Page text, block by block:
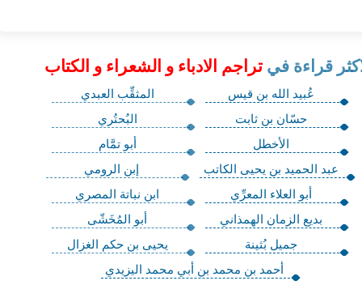
قراءة في تراجم الادباء و الشعراء و الكتاب
عُبيد الله بن قيس
المثقِّب العبدي
حسّان بن ثابت
البُحتُري
الأخطل
أبو تمَّام
عبد الحميد بن يحيى الكاتب
إبن الرومي
أبو العلاء المعرِّي
ابن نباتة المصري
بديع الزمان الهمذاني
أبو المُخَشّى
جميل بُثينة
يحيى بن حكم الغزال
أحمد بن محمد بن أبي محمد اليزيدي